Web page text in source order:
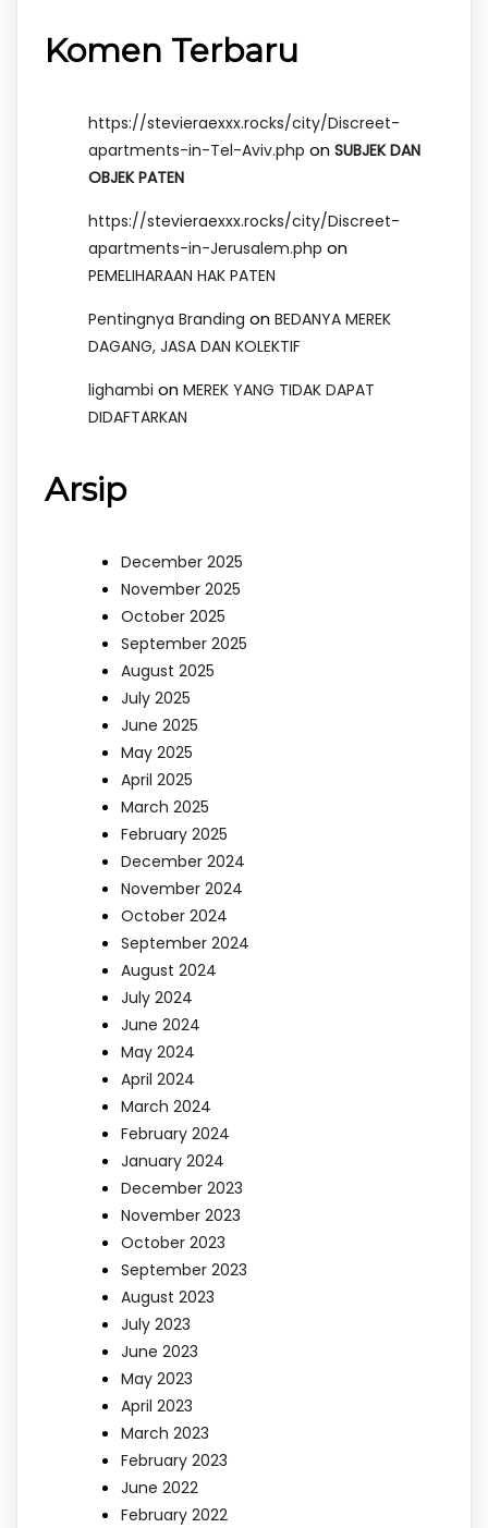
Komen Terbaru
https://stevieraexxx.rocks/city/Discreet-
apartments-in-Tel-Aviv.php on SUBJEK DAN
OBJEK PATEN
https://stevieraexxx.rocks/city/Discreet-
apartments-in-Jerusalem.php on
PEMELIHARAAN HAK PATEN
Pentingnya Branding on BEDANYA MEREK
DAGANG, JASA DAN KOLEKTIF
lighambi on MEREK YANG TIDAK DAPAT
DIDAFTARKAN
Arsip
December 2025
November 2025
October 2025
September 2025
August 2025
July 2025
June 2025
May 2025
April 2025
March 2025
February 2025
December 2024
November 2024
October 2024
September 2024
August 2024
July 2024
June 2024
May 2024
April 2024
March 2024
February 2024
January 2024
December 2023
November 2023
October 2023
September 2023
August 2023
July 2023
June 2023
May 2023
April 2023
March 2023
February 2023
June 2022
February 2022